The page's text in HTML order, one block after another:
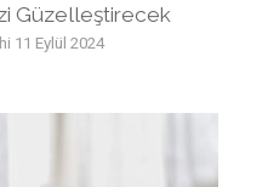
Güzelleştirecek
11 Eylül 2024